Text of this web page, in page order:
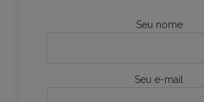
Seu nome
Seu e-mail